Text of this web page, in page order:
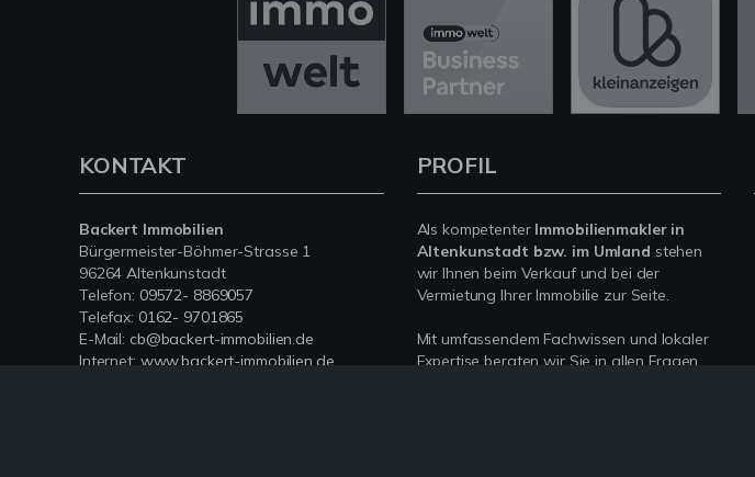
KONTAKT
Backert Immobilien
Bürgermeister-Böhmer-Strasse 1
96264 Altenkunstadt
Telefon: 09572- 8869057
Telefax: 0162- 9701865
E-Mail: cb@backert-immobilien.de
Internet: www.backert-immobilien.de
PROFIL
Als kompetenter Immobilienmakler in
Altenkunstadt bzw. im Umland stehen
wir Ihnen beim Verkauf und bei der
Vermietung Ihrer Immobilie zur Seite.
Mit umfassendem Fachwissen und lokaler
Expertise beraten wir Sie in allen Fragen